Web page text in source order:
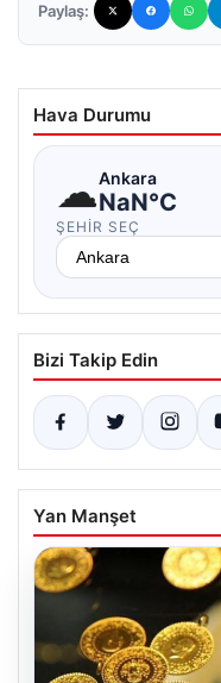
Paylaş:
Hava Durumu
☁Ankara
NaN°C
ŞEHIR SEÇ
Bizi Takip Edin
Yan Manşet